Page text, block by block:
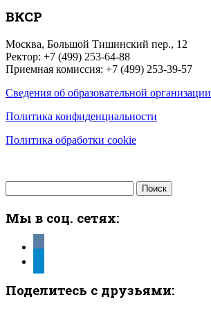
ВКСР
Москва, Большой Тишинский пер., 12
Ректор: +7 (499) 253-64-88
Приемная комиссия: +7 (499) 253-39-57
Сведения об образовательной организации
Политика конфиденциальности
Политика обработки cookie
Мы в соц. сетях:
Поделитесь с друзьями: